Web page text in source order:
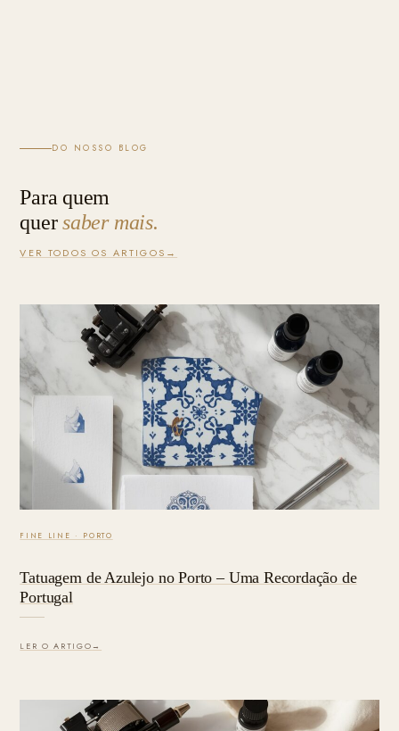
DO NOSSO BLOG
Para quem
quersaber mais.
VER TODOS OS ARTIGOS →
FINE LINE · PORTO
Tatuagem de Azulejo no Porto – Uma Recordação de
Portugal
LER O ARTIGO →